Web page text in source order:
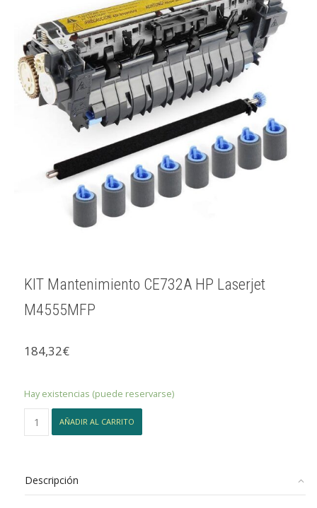
KIT Mantenimiento CE732A HP Laserjet
M4555MFP
184,32€
Hay existencias (puede reservarse)
Mantenimiento
M4555MFP
cantidad
AÑADIR AL CARRITO
Descripción